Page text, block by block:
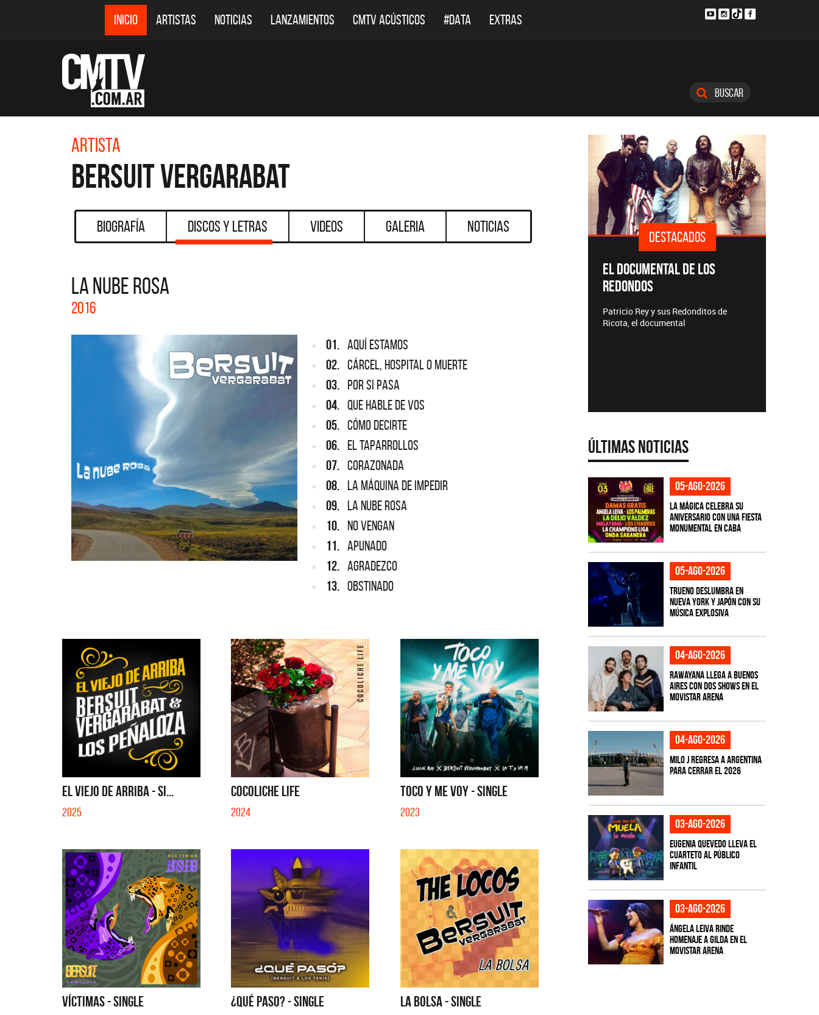
INICIO ARTISTAS NOTICIAS LANZAMIENTOS CMTV ACÚSTICOS #DATA EXTRAS
Buscar
Artista
Bersuit Vergarabat
Biografía Discos y Letras Videos Galeria Noticias
LA NUBE ROSA
2016
01. AQUÍ ESTAMOS
02. CÁRCEL, HOSPITAL O MUERTE
03. POR SI PASA
04. QUE HABLE DE VOS
05. CÓMO DECIRTE
06. EL TAPARROLLOS
07. CORAZONADA
08. LA MÁQUINA DE IMPEDIR
09. LA NUBE ROSA
10. NO VENGAN
11. APUNADO
12. AGRADEZCO
13. OBSTINADO
EL VIEJO DE ARRIBA - SI...
2025
COCOLICHE LIFE
2024
TOCO Y ME VOY - SINGLE
2023
VÍCTIMAS - SINGLE ¿QUÉ PASO? - SINGLE LA BOLSA - SINGLE
DESTACADOS DESTACADOS DESTACADOS
EL DOCUMENTAL DE LOS
REDONDOS
Patricio Rey y sus Redonditos de
Ricota, el documental
Últimas Noticias
05-ago-2026
La Mágica celebra su
aniversario con una fiesta
monumental en CABA
05-ago-2026
TRUENO deslumbra en
Nueva York y Japón con su
música explosiva
04-ago-2026
Rawayana llega a Buenos
Aires con dos shows en el
Movistar Arena
04-ago-2026
Milo J regresa a Argentina
para cerrar el 2026
03-ago-2026
Eugenia Quevedo lleva el
cuarteto al público
infantil
03-ago-2026
Ángela Leiva rinde
homenaje a Gilda en el
Movistar Arena